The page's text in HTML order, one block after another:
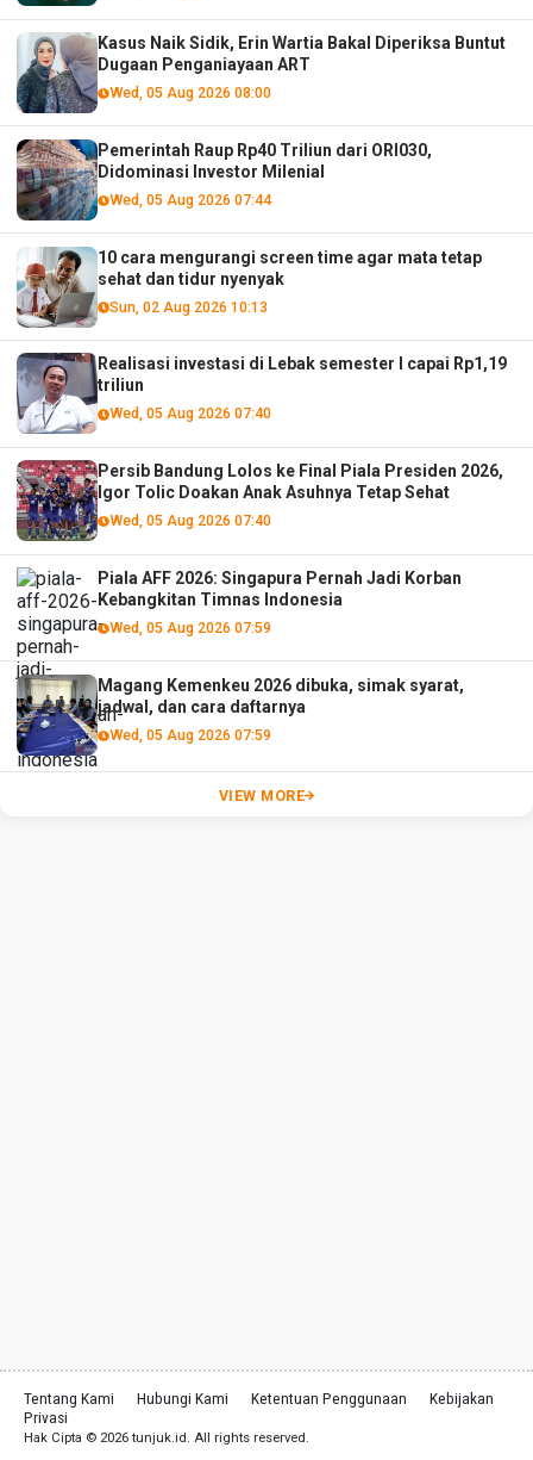
Kasus Naik Sidik, Erin Wartia Bakal Diperiksa Buntut
Dugaan Penganiayaan ART
Wed, 05 Aug 2026 08:00
Pemerintah Raup Rp40 Triliun dari ORI030,
Didominasi Investor Milenial
Wed, 05 Aug 2026 07:44
10 cara mengurangi screen time agar mata tetap
sehat dan tidur nyenyak
Sun, 02 Aug 2026 10:13
Realisasi investasi di Lebak semester I capai Rp1,19
triliun
Wed, 05 Aug 2026 07:40
Persib Bandung Lolos ke Final Piala Presiden 2026,
Igor Tolic Doakan Anak Asuhnya Tetap Sehat
Wed, 05 Aug 2026 07:40
Piala AFF 2026: Singapura Pernah Jadi Korban
Kebangkitan Timnas Indonesia
Wed, 05 Aug 2026 07:59
Magang Kemenkeu 2026 dibuka, simak syarat,
jadwal, dan cara daftarnya
Wed, 05 Aug 2026 07:59
VIEW MORE
Tentang Kami Hubungi Kami Ketentuan Penggunaan
Kebijakan
Privasi
Hak Cipta © 2026 tunjuk.id. All rights reserved.